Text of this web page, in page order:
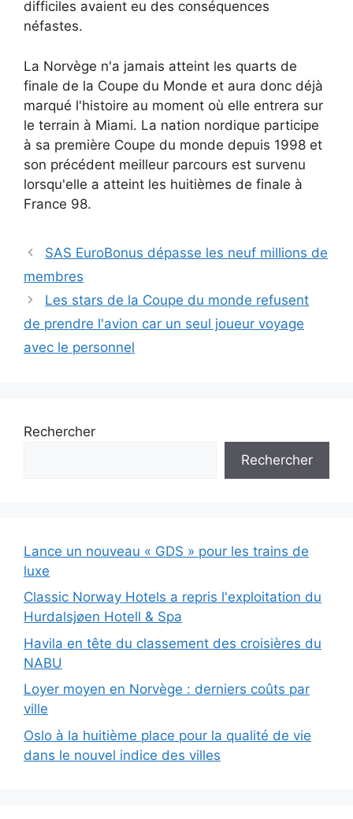
difficiles avaient eu des conséquences
néfastes.
La Norvège n'a jamais atteint les quarts de
finale de la Coupe du Monde et aura donc déjà
marqué l'histoire au moment où elle entrera sur
le terrain à Miami. La nation nordique participe
à sa première Coupe du monde depuis 1998 et
son précédent meilleur parcours est survenu
lorsqu'elle a atteint les huitièmes de finale à
France 98.
SAS EuroBonus dépasse les neuf millions de
membres
Les stars de la Coupe du monde refusent
de prendre l'avion car un seul joueur voyage
avec le personnel
Rechercher
Rechercher
Lance un nouveau « GDS » pour les trains de
luxe
Classic Norway Hotels a repris l'exploitation du
Hurdalsjøen Hotell & Spa
Havila en tête du classement des croisières du
NABU
Loyer moyen en Norvège : derniers coûts par
ville
Oslo à la huitième place pour la qualité de vie
dans le nouvel indice des villes